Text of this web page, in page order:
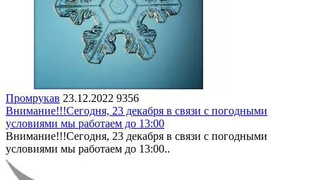
Промрукав 23.12.2022 9356
Внимание!!!Сегодня, 23 декабря в связи с погодными
условиями мы работаем до 13:00
Внимание!!!Сегодня, 23 декабря в связи с погодными
условиями мы работаем до 13:00..